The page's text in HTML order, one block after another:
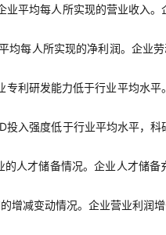
平均每人所实现的营业收入
每人所实现的净利润。企业劳
利研发能力低于行业平均水
入强度低于行业平均水平，科
人才储备情况。企业人才储备
增减变动情况。企业营业利润